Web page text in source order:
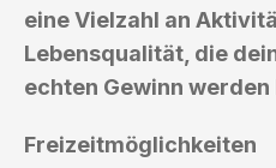
eine Vielzahl an
Lebensqualität, die
echten Gewinn werden
Freizeitmöglichkeiten